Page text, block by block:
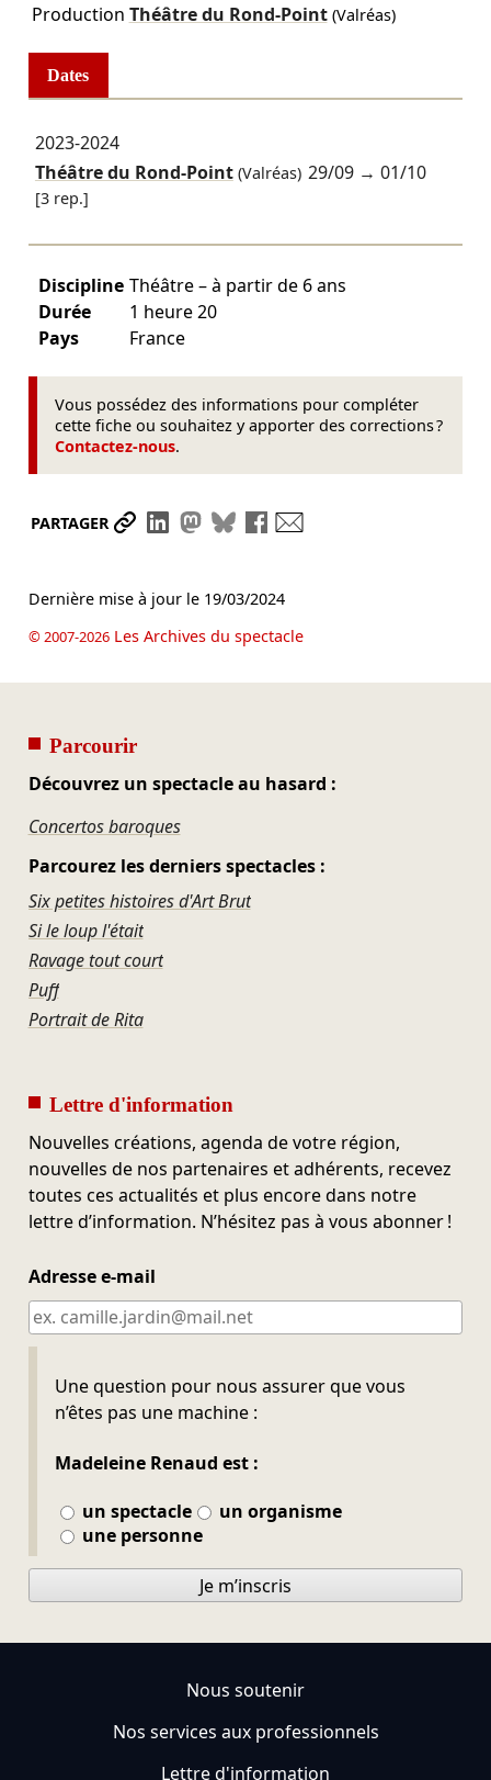
Production Théâtre du Rond-Point(Valréas)
Dates
2023-2024
Théâtre du Rond-Point(Valréas) 29/09 →01/10
[3 rep.]
Discipline Théâtre – à partir de 6 ans
Durée
1 heure 20
Pays
France
Vous possédez des informations pour compléter
cette fiche ou souhaitez y apporter des corrections ?
Contactez-nous.
PARTAGER Partager le lien
Partager sur LinkedIn
Partager sur Mastodon
Partager sur Bluesky
Partager sur Facebook
Dernière mise à jour le 19/03/2024
© 2007-2026Les Archives du spectacle
Parcourir
Découvrez un spectacle au hasard :
Concertos baroques
Parcourez les derniers spectacles :
Six petites histoires d'Art Brut
Si le loup l'était
Ravage tout court
Puff
Portrait de Rita
Lettre d'information
Nouvelles créations, agenda de votre région,
nouvelles de nos partenaires et adhérents, recevez
toutes ces actualités et plus encore dans notre
lettre d’information. N’hésitez pas à vous abonner !
Adresse e-mail
Une question pour nous assurer que vous
n’êtes pas une machine :
Madeleine Renaud est :
un spectacle
un organisme
une personne
Ne pas remplir
Je m’inscris
Nous soutenir
Nos services aux professionnels
Lettre d'information